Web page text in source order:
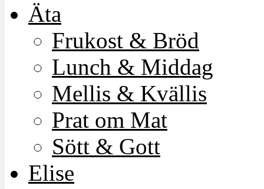
Äta
Frukost & Bröd
Lunch & Middag
Mellis & Kvällis
Prat om Mat
Sött & Gott
Elise